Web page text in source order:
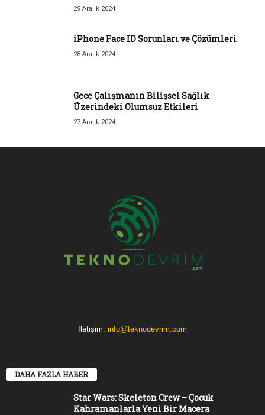
29 Aralık 2024
iPhone Face ID Sorunları ve Çözümleri
28 Aralık 2024
Gece Çalışmanın Bilişsel Sağlık
Üzerindeki Olumsuz Etkileri
27 Aralık 2024
İletişim: info@teknodevrim.com
DAHA FAZLA HABER
Star Wars: Skeleton Crew – Çocuk
Kahramanlarla Yeni Bir Macera